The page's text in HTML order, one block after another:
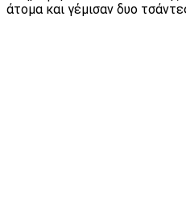
άτομα και γέμισαν δυο